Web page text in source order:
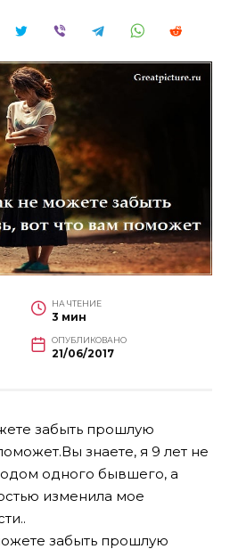
НА ЧТЕНИЕ
3 мин
ОПУБЛИКОВАНО
21/06/2017
забыть прошлую
знаете, я 9 лет не
одного бывшего, а
изменила мое